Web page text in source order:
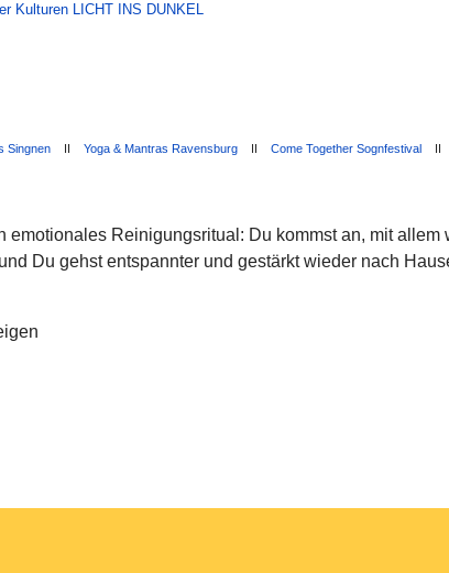
Kulturen LICHT INS DUNKEL
Singnen II Yoga & Mantras Ravensburg II Come Together Sognfestival II
emotionales Reinigungsritual: Du kommst an, mit
Du gehst entspannter und gestärkt wieder nach